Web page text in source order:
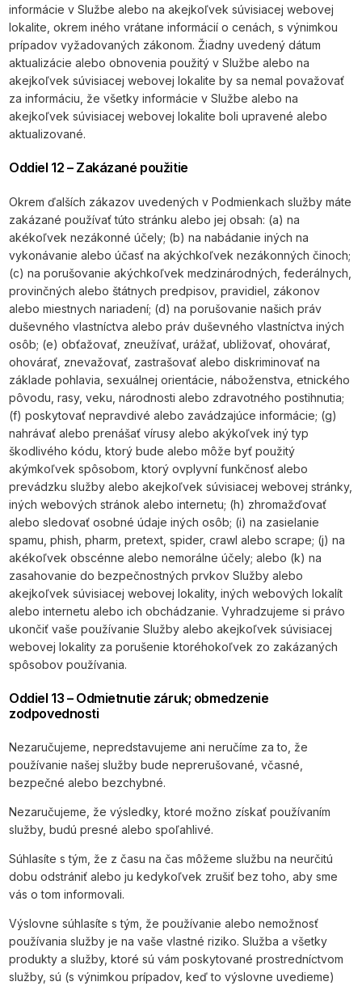
informácie v Službe alebo na akejkoľvek súvisiacej webovej
lokalite, okrem iného vrátane informácií o cenách, s výnimkou
prípadov vyžadovaných zákonom. Žiadny uvedený dátum
aktualizácie alebo obnovenia použitý v Službe alebo na
akejkoľvek súvisiacej webovej lokalite by sa nemal považovať
za informáciu, že všetky informácie v Službe alebo na
akejkoľvek súvisiacej webovej lokalite boli upravené alebo
aktualizované.
Oddiel 12 – Zakázané použitie
Okrem ďalších zákazov uvedených v Podmienkach služby máte
zakázané používať túto stránku alebo jej obsah: (a) na
akékoľvek nezákonné účely; (b) na nabádanie iných na
vykonávanie alebo účasť na akýchkoľvek nezákonných činoch;
(c) na porušovanie akýchkoľvek medzinárodných, federálnych,
provinčných alebo štátnych predpisov, pravidiel, zákonov
alebo miestnych nariadení; (d) na porušovanie našich práv
duševného vlastníctva alebo práv duševného vlastníctva iných
osôb; (e) obťažovať, zneužívať, urážať, ubližovať, ohovárať,
ohovárať, znevažovať, zastrašovať alebo diskriminovať na
základe pohlavia, sexuálnej orientácie, náboženstva, etnického
pôvodu, rasy, veku, národnosti alebo zdravotného postihnutia;
(f) poskytovať nepravdivé alebo zavádzajúce informácie; (g)
nahrávať alebo prenášať vírusy alebo akýkoľvek iný typ
škodlivého kódu, ktorý bude alebo môže byť použitý
akýmkoľvek spôsobom, ktorý ovplyvní funkčnosť alebo
prevádzku služby alebo akejkoľvek súvisiacej webovej stránky,
iných webových stránok alebo internetu; (h) zhromažďovať
alebo sledovať osobné údaje iných osôb; (i) na zasielanie
spamu, phish, pharm, pretext, spider, crawl alebo scrape; (j) na
akékoľvek obscénne alebo nemorálne účely; alebo (k) na
zasahovanie do bezpečnostných prvkov Služby alebo
akejkoľvek súvisiacej webovej lokality, iných webových lokalít
alebo internetu alebo ich obchádzanie. Vyhradzujeme si právo
ukončiť vaše používanie Služby alebo akejkoľvek súvisiacej
webovej lokality za porušenie ktoréhokoľvek zo zakázaných
spôsobov používania.
Oddiel 13 – Odmietnutie záruk; obmedzenie
zodpovednosti
Nezaručujeme, nepredstavujeme ani neručíme za to, že
používanie našej služby bude neprerušované, včasné,
bezpečné alebo bezchybné.
Nezaručujeme, že výsledky, ktoré možno získať používaním
služby, budú presné alebo spoľahlivé.
Súhlasíte s tým, že z času na čas môžeme službu na neurčitú
dobu odstrániť alebo ju kedykoľvek zrušiť bez toho, aby sme
vás o tom informovali.
Výslovne súhlasíte s tým, že používanie alebo nemožnosť
používania služby je na vaše vlastné riziko. Služba a všetky
produkty a služby, ktoré sú vám poskytované prostredníctvom
služby, sú (s výnimkou prípadov, keď to výslovne uvedieme)